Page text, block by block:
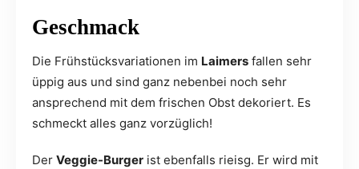
Geschmack
Die Frühstücksvariationen im Laimers fallen sehr
üppig aus und sind ganz nebenbei noch sehr
ansprechend mit dem frischen Obst dekoriert. Es
schmeckt alles ganz vorzüglich!
Der Veggie-Burger ist ebenfalls rieisg. Er wird mit